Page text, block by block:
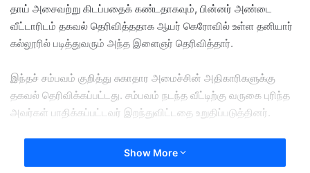
தாய் அசைவற்று கிடப்பதைக் கண்டதாகவும், பின்னர் அண்டை
வீட்டாரிடம் தகவல் தெரிவித்ததாக ஆயர் கெரோவில் உள்ள தனியார்
கல்லூரில் படித்துவரும் அந்த இளைஞர் தெரிவித்தார்.
இந்தச் சம்பவம் குறித்து சுகாதார அமைச்சின் அதிகாரிகளுக்கு
தகவல் தெரிவிக்கப்பட்டது. சம்பவம் நடந்த வீட்டிற்கு வருகை புரிந்த
அவர்கள் பாதிக்கப்பட்டவர் இறந்துவிட்டதை உறுதிப்படுத்தினர்.
இருப்பினும், கழிப்பறையின் நெருக்கடியான சூழல் காரணமாக,
பாதிக்கப்பட்டவரை வெளியே கொண்டுச் செல்வது கடினமாக
Show More